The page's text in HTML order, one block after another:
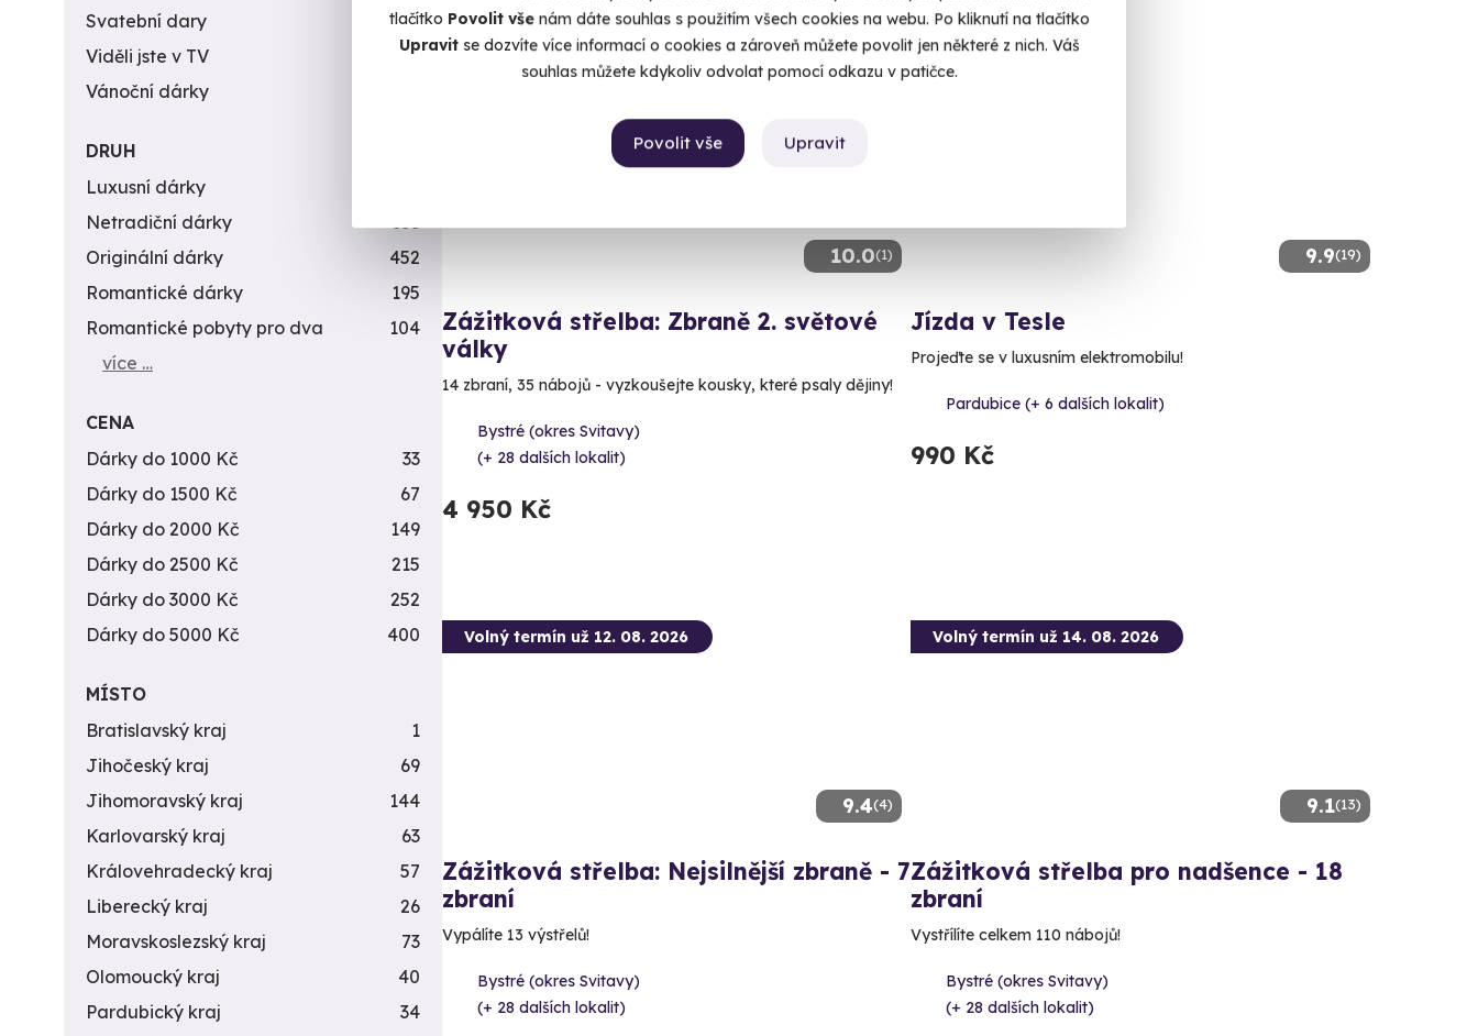
tlačítko Povolit vše nám dáte souhlas s použitím všech cookies na webu. Po kliknutí na tlačítko
Upravitse dozvíte více informací o cookies a zároveň můžete povolit jen některé z nich. Váš
souhlas můžete kdykoliv odvolat pomocí odkazu v patičce.
Upravit
Povolit vše
10.0(1)
Volný termín už 12. 08. 2026
Zážitková střelba: Zbraně 2. světové
války
14 zbraní, 35 nábojů - vyzkoušejte kousky, které psaly dějiny!
Bystré (okres Svitavy)
(+ 28 dalších lokalit)
4 950 Kč
9.9(19)
Jízda v Tesle
Projeďte se v luxusním elektromobilu!
Pardubice (+ 6 dalších lokalit)
990 Kč
9.4(4)
Volný termín už 12. 08. 2026
Zážitková střelba: Nejsilnější zbraně - 7
zbraní
Vypálíte 13 výstřelů!
Bystré (okres Svitavy)
(+ 28 dalších lokalit)
9.1(13)
Volný termín už 14. 08. 2026
Zážitková střelba pro nadšence - 18
zbraní
Vystřílíte celkem 110 nábojů!
Bystré (okres Svitavy)
(+ 28 dalších lokalit)
Svatební dary
196
Viděli jste v TV
31
Vánoční dárky
DRUH
Luxusní dárky
Netradiční dárky
353
Originální dárky
452
Romantické dárky
195
Romantické pobyty pro dva
104
více …
CENA
Dárky do 1000 Kč
33
Dárky do 1500 Kč
67
Dárky do 2000 Kč
149
Dárky do 2500 Kč
215
Dárky do 3000 Kč
252
Dárky do 5000 Kč
400
MÍSTO
Bratislavský kraj
1
Jihočeský kraj
69
Jihomoravský kraj
144
Karlovarský kraj
63
Královehradecký kraj
57
Liberecký kraj
26
Moravskoslezský kraj
73
Olomoucký kraj
40
Pardubický kraj
34